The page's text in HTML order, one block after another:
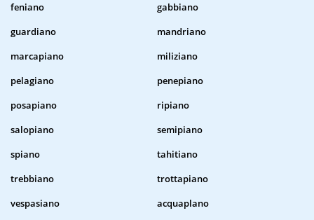
feniano
gabbiano
guardiano
mandriano
marcapiano
miliziano
pelagiano
penepiano
posapiano
ripiano
salopiano
semipiano
spiano
tahitiano
trebbiano
trottapiano
vespasiano
acquaplano